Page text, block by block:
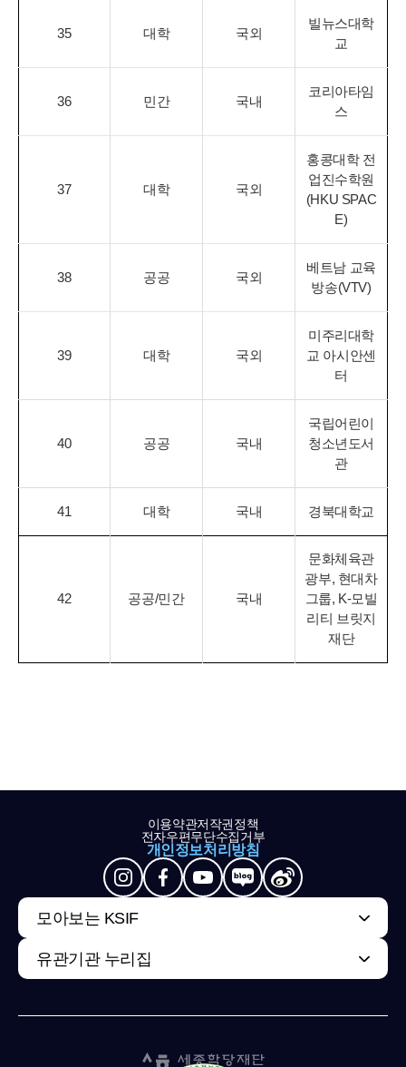
35 대학 국외
빌뉴스대학
교
36 민간 국내
코리아타임
스
37 대학 국외
홍콩대학 전
업진수학원
(HKU SPAC
E)
38 공공 국외
베트남 교육
방송(VTV)
39 대학 국외
미주리대학
교 아시안센
터
40 공공 국내
국립어린이
청소년도서
관
41 대학 국내 경북대학교
42 공공/민간 국내
문화체육관
광부, 현대차
그룹, K-모빌
리티 브릿지
재단
이용약관저작권정책
전자우편무단수집거부
개인정보처리방침
모아보는 KSIF
유관기관 누리집